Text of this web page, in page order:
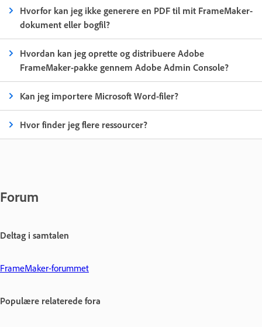
Hvorfor kan jeg ikke generere en PDF til mit FrameMaker-
dokument eller bogfil?
Hvordan kan jeg oprette og distribuere Adobe
FrameMaker-pakke gennem Adobe Admin Console?
Kan jeg importere Microsoft Word-filer?
Hvor finder jeg flere ressourcer?
Forum
Deltag i samtalen
FrameMaker-forummet
Populære relaterede fora